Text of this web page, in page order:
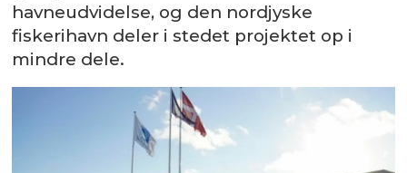
havneudvidelse, og den nordjyske
fiskerihavn deler i stedet projektet op i
mindre dele.